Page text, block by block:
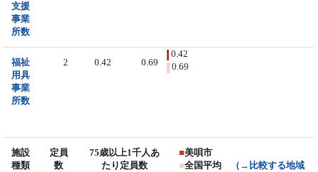
支援
事業
所数
福祉
用具
事業
所数
2 0.42 0.69
0.42
0.69
施設
種類
定員
数
75歳以上1千人あ
たり定員数
■美唄市
■全国平均
（→比較する地域